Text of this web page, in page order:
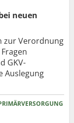
neuen
zur Verordnung
GKV-
Auslegung